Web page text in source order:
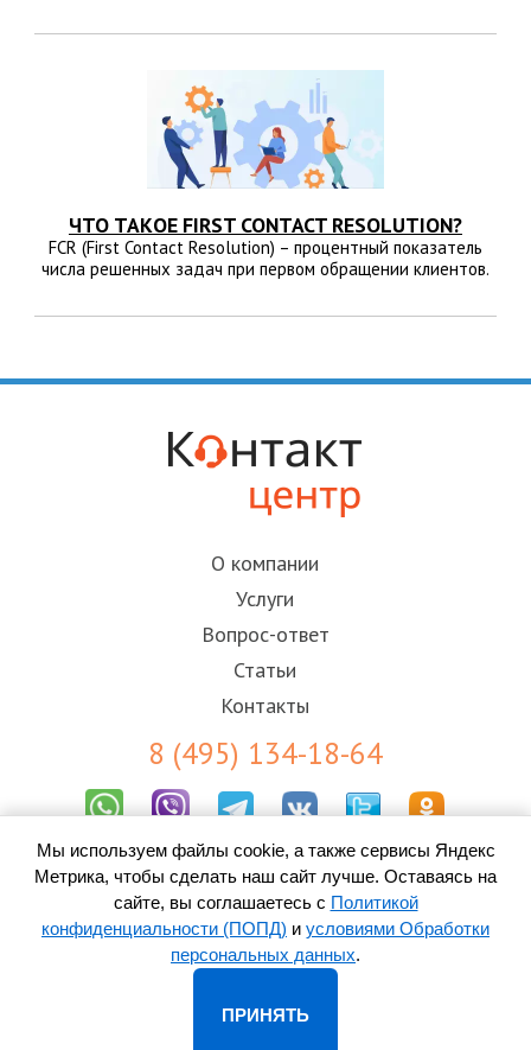
ЧТО ТАКОЕ FIRST CONTACT RESOLUTION?
FCR (First Contact Resolution) – процентный показатель
числа решенных задач при первом обращении клиентов.
О компании
Услуги
Вопрос-ответ
Статьи
Контакты
8 (495) 134-18-64
Результаты СОУТ
Пользовательское соглашение
Политика конфиденциальности (ПОПД)
Согласие на обработку персональных данных
2026 ООО «Контакт-Центр» -
Мы используем файлы cookie, а также сервисы Яндекс
Метрика, чтобы сделать наш сайт лучше. Оставаясь на
сайте, вы соглашаетесь с Политикой
конфиденциальности (ПОПД) и условиями Обработки
персональных данных.
ПРИНЯТЬ